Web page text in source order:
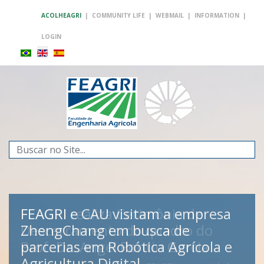
ACOLHEAGRI | COMMUNITY LIFE | WEBMAIL | INFORMATION |
LOGIN
Search
...
FEAGRI realiza Cerimônia de
Descerramento do quadro do
Prof. Dr. Angel Pontin Garcia
FEAGRI e CAU visitam a empresa
ZhengChang em busca de
parcerias em Robótica Agrícola e
FEAGRI